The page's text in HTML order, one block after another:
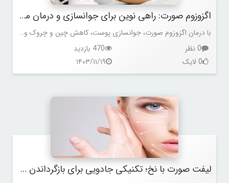
اگزوزوم صورت: راهی نوین برای جوانسازی و درمان مشکلات پوستی
با درمان اگزوزوم صورت، جوانسازی پوست، کاهش چین و چروک و بهبود جای جوش را تجربه کنید. راهی نوین برای زیبایی طبیعی و ماندگار!
0 نظر
470 بازدید
0 لایک
۱۴۰۳/۱۱/۱۹
لیفت صورت با نخ؛ تکنیکی جادویی برای بازگرداندن جوانی به پوست شما